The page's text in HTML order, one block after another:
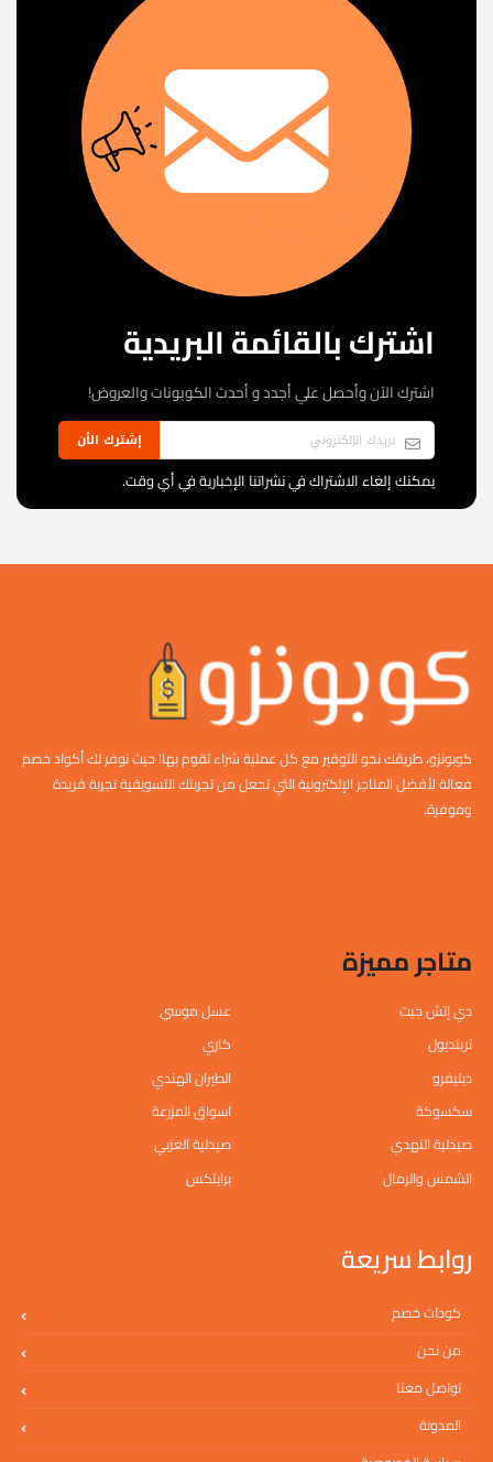
اشترك بالقائمة البريدية
اشترك الآن وأحصل علي أجدد و أحدث الكوبونات والعروض!
إشترك الأن
يمكنك إلغاء الاشتراك في نشراتنا الإخبارية في أي وقت.
كوبونزو، طريقك نحو التوفير مع كل عملية شراء تقوم بها! حيث نوفر لك أكواد خصم
فعالة لأفضل المتاجر الإلكترونية التي تجعل من تجربتك التسويقية تجربة فريدة
وموفرة.
متاجر مميزة
دي إتش جيت
عسل موسي
ترينديول
كاري
ديليفرو
الطيران الهندي
سكسوكة
اسواق المزرعة
صيدلية النهدي
صيدلية العزبي
الشمس والرمال
برايتكس
روابط سريعة
كودات خصم
من نحن
تواصل معنا
المدونة